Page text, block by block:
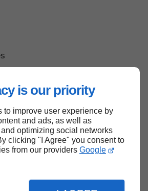
is our priority
to improve user experience by
and ads, as well as
optimizing social networks
clicking "I Agree" you consent to
from our providers Google
Haut de page